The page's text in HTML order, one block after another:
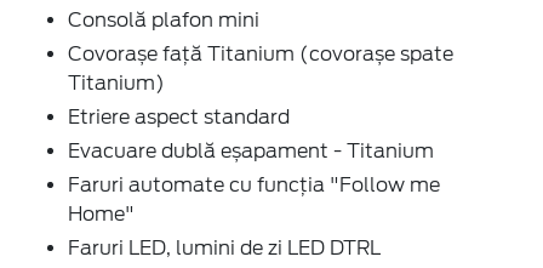
Consolă plafon mini
Covorașe față Titanium (covorașe spate
Titanium)
Etriere aspect standard
Evacuare dublă eșapament - Titanium
Faruri automate cu funcția "Follow me
Home"
Faruri LED, lumini de zi LED DTRL